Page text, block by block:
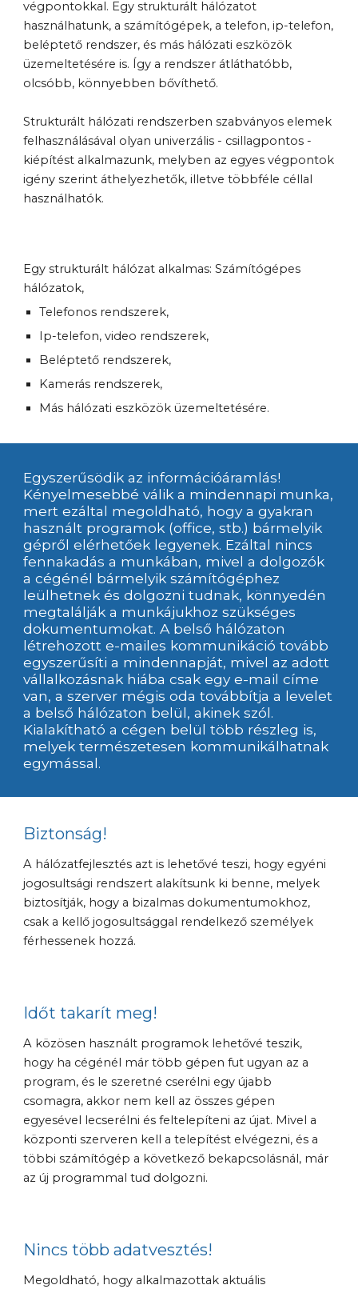
végpontokkal. Egy strukturált hálózatot
használhatunk, a számítógépek, a telefon, ip-telefon,
beléptető rendszer, és más hálózati eszközök
üzemeltetésére is. Így a rendszer átláthatóbb,
olcsóbb, könnyebben bővíthető.
Strukturált hálózati rendszerben szabványos elemek
felhasználásával olyan univerzális - csillagpontos -
kiépítést alkalmazunk, melyben az egyes végpontok
igény szerint áthelyezhetők, illetve többféle céllal
használhatók.
Egy strukturált hálózat alkalmas: Számítógépes
hálózatok,
Telefonos rendszerek,
Ip-telefon, video rendszerek,
Beléptető rendszerek,
Kamerás rendszerek,
Más hálózati eszközök üzemeltetésére.
Egyszerűsödik az információáramlás!
Kényelmesebbé válik a mindennapi munka,
mert ezáltal megoldható, hogy a gyakran
használt programok (office, stb.) bármelyik
gépről elérhetőek legyenek. Ezáltal nincs
fennakadás a munkában, mivel a dolgozók
a cégénél bármelyik számítógéphez
leülhetnek és dolgozni tudnak, könnyedén
megtalálják a munkájukhoz szükséges
dokumentumokat. A belső hálózaton
létrehozott e-mailes kommunikáció tovább
egyszerűsíti a mindennapját, mivel az adott
vállalkozásnak hiába csak egy e-mail címe
van, a szerver mégis oda továbbítja a levelet
a belső hálózaton belül, akinek szól.
Kialakítható a cégen belül több részleg is,
melyek természetesen kommunikálhatnak
egymással.
Biztonság!
A hálózatfejlesztés azt is lehetővé teszi, hogy egyéni
jogosultsági rendszert alakítsunk ki benne, melyek
biztosítják, hogy a bizalmas dokumentumokhoz,
csak a kellő jogosultsággal rendelkező személyek
férhessenek hozzá.
Időt takarít meg!
A közösen használt programok lehetővé teszik,
hogy ha cégénél már több gépen fut ugyan az a
program, és le szeretné cserélni egy újabb
csomagra, akkor nem kell az összes gépen
egyesével lecserélni és feltelepíteni az újat. Mivel a
központi szerveren kell a telepítést elvégezni, és a
többi számítógép a következő bekapcsolásnál, már
az új programmal tud dolgozni.
Nincs több adatvesztés!
Megoldható, hogy alkalmazottak aktuális